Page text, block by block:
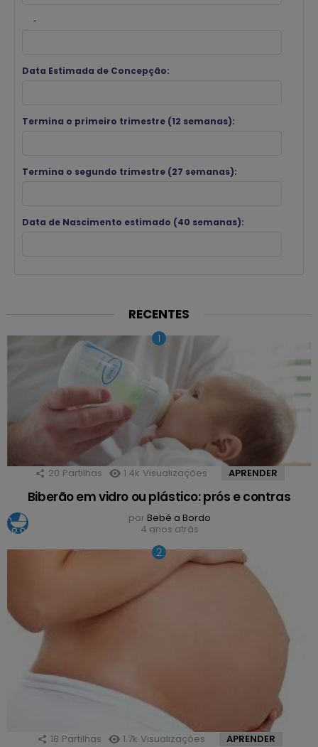
-
Data Estimada de Concepção:
Termina o primeiro trimestre (12 semanas):
Termina o segundo trimestre (27 semanas):
Data de Nascimento estimado (40 semanas):
RECENTES
20 Partilhas 1.4k Visualizações APRENDER
Biberão em vidro ou plástico: prós e contras
por Bebé a Bordo
4 anos atrás
18 Partilhas 1.7k Visualizações APRENDER